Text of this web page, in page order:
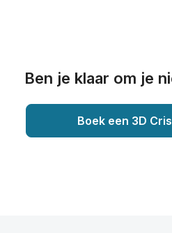
Ben je klaar om je
Boek een 3D